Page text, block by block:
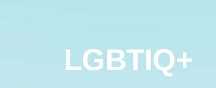
LGBTIQ+